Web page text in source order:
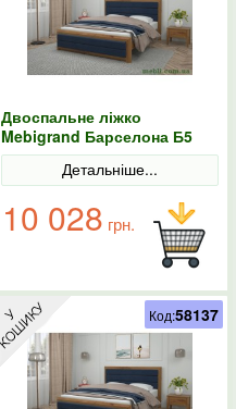
Двоспальне ліжко
Mebigrand Барселона Б5
Горіх світлий/Аляска 97
Детальніше...
10 028 грн.
Код:58137